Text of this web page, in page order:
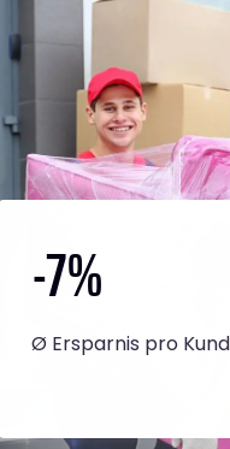
-7%
Ø Ersparnis pro